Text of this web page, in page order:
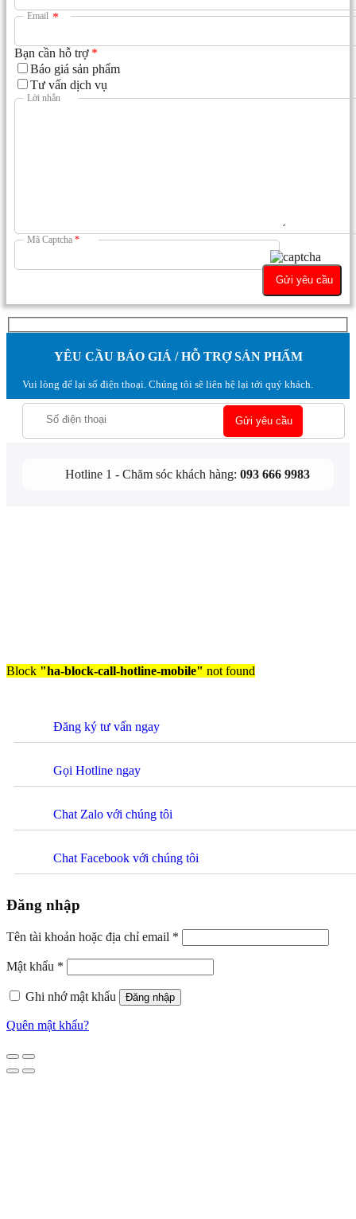
Email *
Bạn cần hỗ trợ *
Báo giá sản phẩm
Tư vấn dịch vụ
Lời nhắn
Mã Captcha *
YÊU CẦU BÁO GIÁ / HỖ TRỢ SẢN PHẨM
Vui lòng để lại số điện thoại. Chúng tôi sẽ liên hệ lại tới quý khách.
Hotline 1 - Chăm sóc khách hàng: 093 666 9983
Block "ha-block-call-hotline-mobile" not found
Đăng ký tư vấn ngay
Gọi Hotline ngay
Chat Zalo với chúng tôi
Chat Facebook với chúng tôi
Đăng nhập
Tên tài khoản hoặc địa chỉ email *
Mật khẩu *
Ghi nhớ mật khẩu Đăng nhập
Quên mật khẩu?